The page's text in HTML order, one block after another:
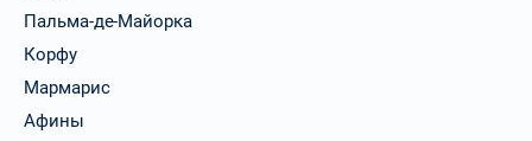
Пальма-де-Майорка
Корфу
Мармарис
Афины